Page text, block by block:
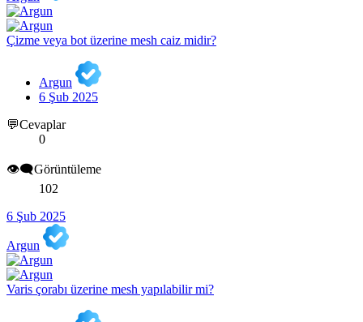
Çizme veya bot üzerine mesh caiz midir?
Argun
6 Şub 2025
💬Cevaplar
0
👁️‍🗨️Görüntüleme
102
6 Şub 2025
Argun
Varis çorabı üzerine mesh yapılabilir mi?